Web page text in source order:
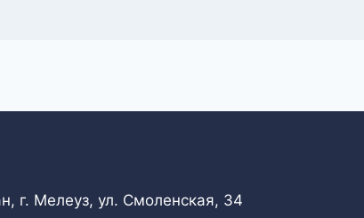
г. Мелеуз, ул. Смоленская, 34